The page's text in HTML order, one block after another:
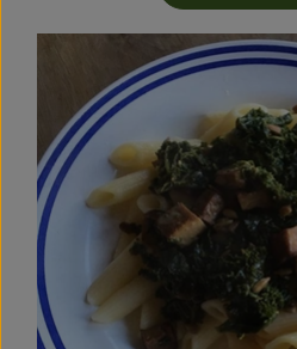
Backstube
Küchenzauber
Über den Tag
TrinkBar
NonFood & Saaten
Großgebinde